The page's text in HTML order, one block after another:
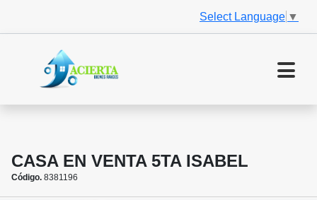
Select Language ▼
CASA EN VENTA 5TA ISABEL
Código. 8381196